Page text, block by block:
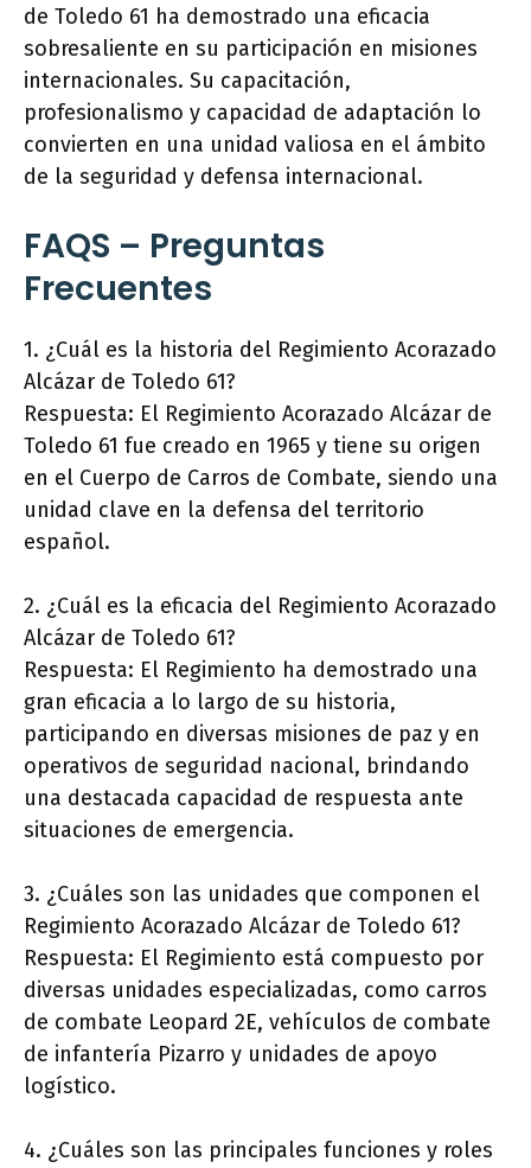
de Toledo 61 ha demostrado una eficacia
sobresaliente en su participación en misiones
internacionales. Su capacitación,
profesionalismo y capacidad de adaptación lo
convierten en una unidad valiosa en el ámbito
de la seguridad y defensa internacional.
FAQS – Preguntas
Frecuentes
1. ¿Cuál es la historia del Regimiento Acorazado
Alcázar de Toledo 61?
Respuesta: El Regimiento Acorazado Alcázar de
Toledo 61 fue creado en 1965 y tiene su origen
en el Cuerpo de Carros de Combate, siendo una
unidad clave en la defensa del territorio
español.
2. ¿Cuál es la eficacia del Regimiento Acorazado
Alcázar de Toledo 61?
Respuesta: El Regimiento ha demostrado una
gran eficacia a lo largo de su historia,
participando en diversas misiones de paz y en
operativos de seguridad nacional, brindando
una destacada capacidad de respuesta ante
situaciones de emergencia.
3. ¿Cuáles son las unidades que componen el
Regimiento Acorazado Alcázar de Toledo 61?
Respuesta: El Regimiento está compuesto por
diversas unidades especializadas, como carros
de combate Leopard 2E, vehículos de combate
de infantería Pizarro y unidades de apoyo
logístico.
4. ¿Cuáles son las principales funciones y roles